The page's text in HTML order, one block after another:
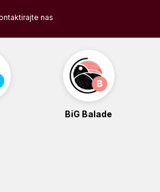
nas
BiG Balade